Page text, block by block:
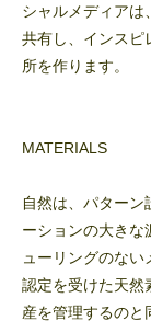
シャルメディアは
共有し、インスピ
所を作ります。
MATERIALS
自然は、パター
ーションの大きな
ューリングのな
認定を受けた天然
産を管理するのと